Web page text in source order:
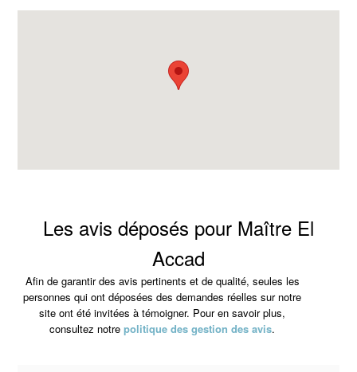
Les avis déposés pour Maître El
Accad
Afin de garantir des avis pertinents et de qualité, seules les
personnes qui ont déposées des demandes réelles sur notre
site ont été invitées à témoigner. Pour en savoir plus,
consultez notrepolitique des gestion des avis.